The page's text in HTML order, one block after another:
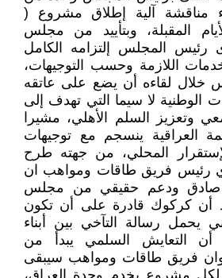
مناقشة آلية إطلاق مشروع (
المقبلة، وبتأييد من مجلس
المجلس إلتزامه الكامل
اللازمة وحسب التوجيهات،
خلال لقاءه أن يضع على عاتقه
الوطنية لا سيما التي تهدف إلى
وتعزيز السلم الأهلي، مشيرا
العراقية ينسجم مع توجيهات
المحلي، من جهته طرح
رئيس فريق طاقات ومواهب ان
ودعم حقيقي من مجلس
أن كركوك قادرة على أن تكون
رسالة التآخي بين أبناء
أن التعايش السلمي يبدأ من
وان فريق طاقات ومواهب سيبقى